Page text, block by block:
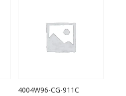
4004W96-CG-911C